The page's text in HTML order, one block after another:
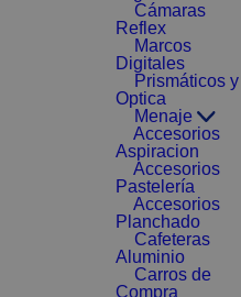
Cámaras
Reflex
Marcos
Digitales
Prismáticos y
Optica
Menaje
Accesorios
Aspiracion
Accesorios
Pastelería
Accesorios
Planchado
Cafeteras
Aluminio
Carros de
Compra